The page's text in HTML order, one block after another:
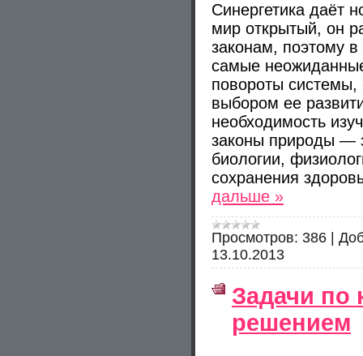
Синергетика даёт
мир открытый, он
законам, поэтому в
самые
повороты
выбором ее
необходимость
законы природы —
биологии,
сохранения
дальше »
Просмотров: 386 |
13.10.2013
Задачи по
решением